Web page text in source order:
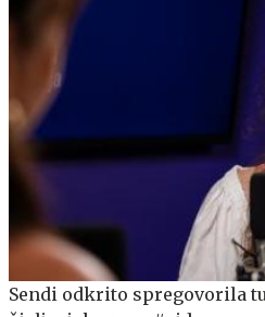
Sendi odkrito spregovorila